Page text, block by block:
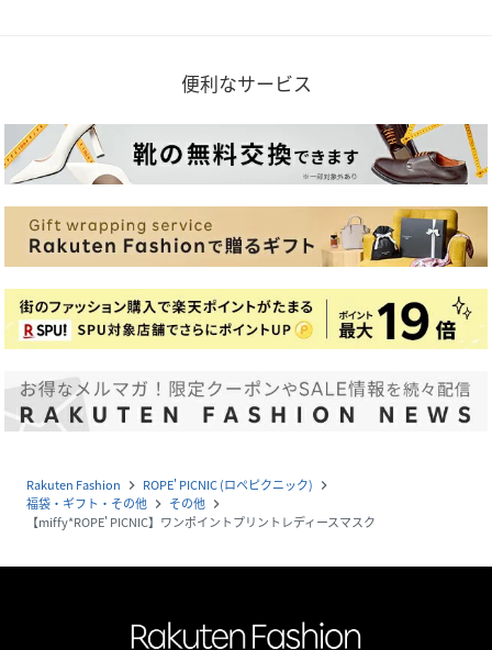
便利なサービス
Rakuten Fashion navigate_next ROPE' PICNIC (ロペピクニック) navigate_next
福袋・ギフト・その他 navigate_next その他 navigate_next
【miffy*ROPE' PICNIC】ワンポイントプリントレディースマスク